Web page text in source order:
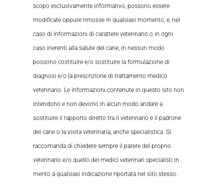
scopo esclusivamente informativo, possono essere
modificate oppure rimosse in qualsiasi momento, e, nel
caso di informazioni di carattere veterinario o in ogni
caso inerenti alla salute del cane, in nessun modo
possono costituire e/o sostituire la formulazione di
diagnosi e/o la prescrizione di trattamento medico
veterinario. Le informazioni contenute in questo sito non
intendono e non devono in alcun modo andare a
sostituire il rapporto diretto tra il veterinario e il padrone
del cane o la visita veterinaria, anche specialistica. Si
raccomanda di chiedere sempre il parere del proprio
veterinario e/o quello dei medici veterinari specialisti in
merito a qualsiasi indicazione riportata nel sito stesso.